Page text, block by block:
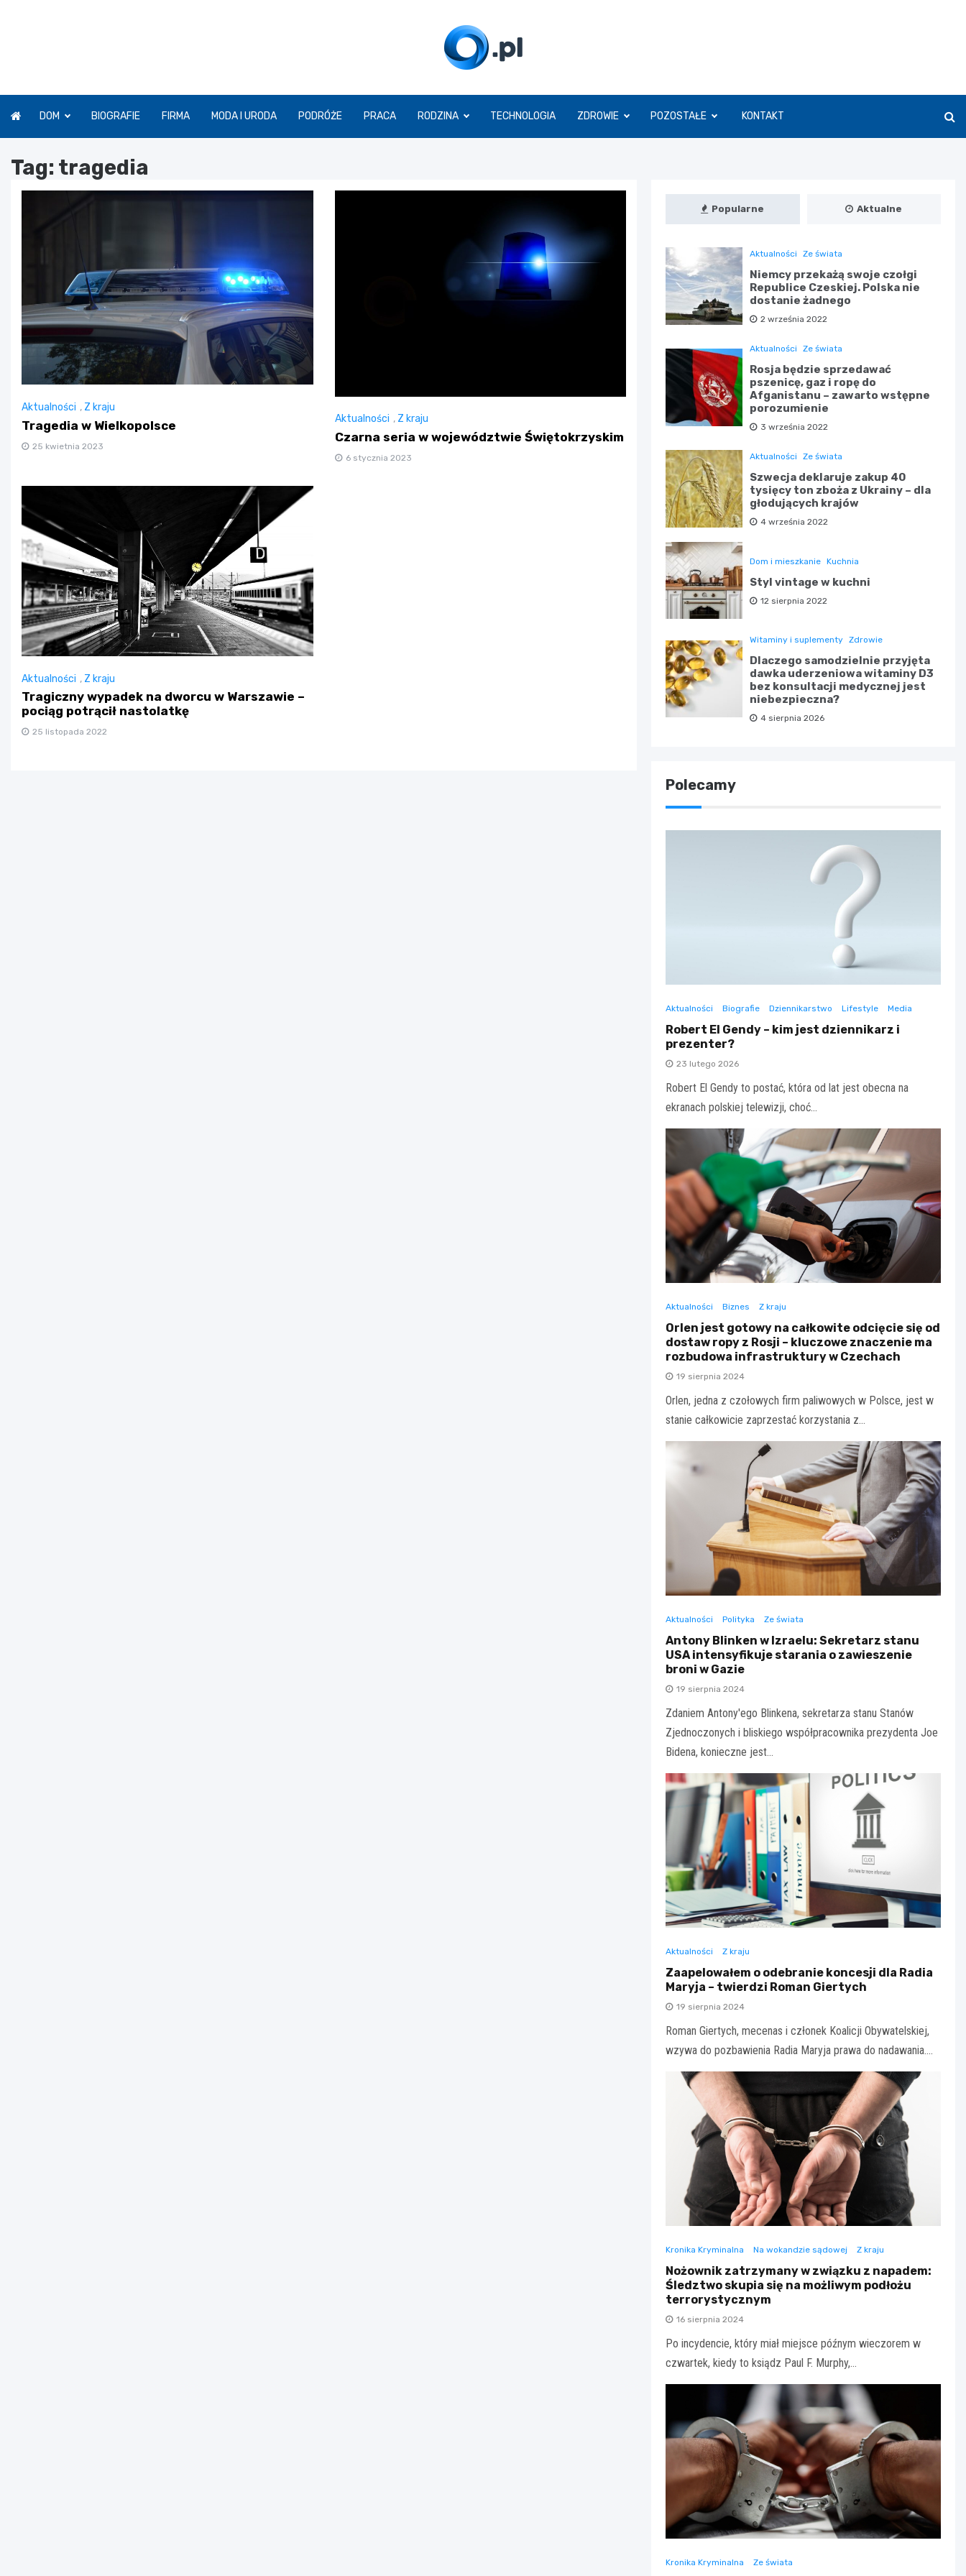
O.pl
DOM BIOGRAFIE FIRMA MODA I URODA PODRÓŻE PRACA RODZINA TECHNOLOGIA ZDROWIE POZOSTAŁE KONTAKT
Tag: tragedia
Aktualności , Z kraju
Tragedia w Wielkopolsce
25 kwietnia 2023
Aktualności , Z kraju
Czarna seria w województwie Świętokrzyskim
6 stycznia 2023
Aktualności , Z kraju
Tragiczny wypadek na dworcu w Warszawie –
pociąg potrącił nastolatkę
25 listopada 2022
Popularne Aktualne
Aktualności Ze świata
Niemcy przekażą swoje czołgi
Republice Czeskiej. Polska nie
dostanie żadnego
2 września 2022
Aktualności Ze świata
Rosja będzie sprzedawać
pszenicę, gaz i ropę do
Afganistanu – zawarto wstępne
porozumienie
3 września 2022
Aktualności Ze świata
Szwecja deklaruje zakup 40
tysięcy ton zboża z Ukrainy – dla
głodujących krajów
4 września 2022
Dom i mieszkanie Kuchnia
Styl vintage w kuchni
12 sierpnia 2022
Witaminy i suplementy Zdrowie
Dlaczego samodzielnie przyjęta
dawka uderzeniowa witaminy D3
bez konsultacji medycznej jest
niebezpieczna?
4 sierpnia 2026
Polecamy
Aktualności Biografie Dziennikarstwo Lifestyle Media
Robert El Gendy – kim jest dziennikarz i
prezenter?
23 lutego 2026
Robert El Gendy to postać, która od lat jest obecna na
ekranach polskiej telewizji, choć…
Aktualności Biznes Z kraju
Orlen jest gotowy na całkowite odcięcie się od
dostaw ropy z Rosji – kluczowe znaczenie ma
rozbudowa infrastruktury w Czechach
19 sierpnia 2024
Orlen, jedna z czołowych firm paliwowych w Polsce, jest w
stanie całkowicie zaprzestać korzystania z…
Aktualności Polityka Ze świata
Antony Blinken w Izraelu: Sekretarz stanu
USA intensyfikuje starania o zawieszenie
broni w Gazie
19 sierpnia 2024
Zdaniem Antony'ego Blinkena, sekretarza stanu Stanów
Zjednoczonych i bliskiego współpracownika prezydenta Joe
Bidena, konieczne jest…
Aktualności Z kraju
Zaapelowałem o odebranie koncesji dla Radia
Maryja – twierdzi Roman Giertych
19 sierpnia 2024
Roman Giertych, mecenas i członek Koalicji Obywatelskiej,
wzywa do pozbawienia Radia Maryja prawa do nadawania.…
Kronika Kryminalna Na wokandzie sądowej Z kraju
Nożownik zatrzymany w związku z napadem:
Śledztwo skupia się na możliwym podłożu
terrorystycznym
16 sierpnia 2024
Po incydencie, który miał miejsce późnym wieczorem w
czwartek, kiedy to ksiądz Paul F. Murphy,…
Kronika Kryminalna Ze świata